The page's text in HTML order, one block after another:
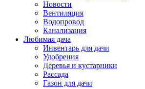
Новости
Вентиляция
Водопровод
Канализация
Любимая дача
Инвентарь для дачи
Удобрения
Деревья и кустарники
Рассада
Газон для дачи